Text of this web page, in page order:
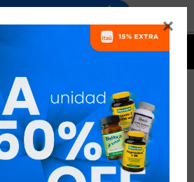

EN SALE
RECOMENDADOS